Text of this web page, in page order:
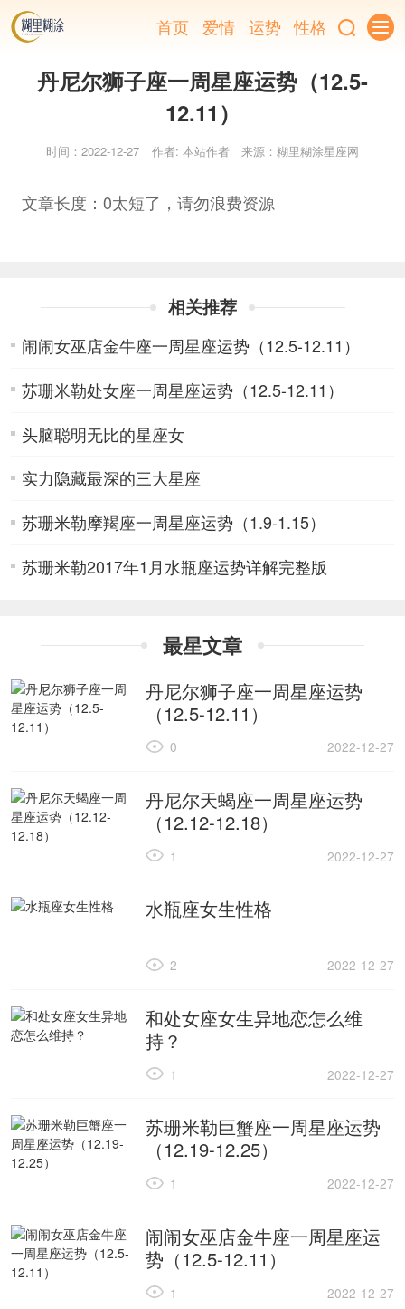
首页 爱情 运势 性格
丹尼尔狮子座一周星座运势（12.5-
12.11）
时间：2022-12-27 作者: 本站作者 来源：糊里糊涂星座网
文章长度：0太短了，请勿浪费资源
相关推荐
闹闹女巫店金牛座一周星座运势（12.5-12.11）
苏珊米勒处女座一周星座运势（12.5-12.11）
头脑聪明无比的星座女
实力隐藏最深的三大星座
苏珊米勒摩羯座一周星座运势（1.9-1.15）
苏珊米勒2017年1月水瓶座运势详解完整版
最星文章
丹尼尔狮子座一周星座运势
（12.5-12.11）
2022-12-27
0
丹尼尔天蝎座一周星座运势
（12.12-12.18）
2022-12-27
1
水瓶座女生性格
2022-12-27
2
和处女座女生异地恋怎么维
持？
2022-12-27
1
苏珊米勒巨蟹座一周星座运势
（12.19-12.25）
2022-12-27
1
闹闹女巫店金牛座一周星座运
势（12.5-12.11）
2022-12-27
1